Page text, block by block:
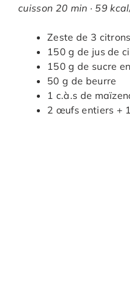
cuisson 20 min · 59
Zeste de 3
150 g de jus de
150 g de sucre
50 g de beurre
1 c.à.s de
2 œufs entiers +